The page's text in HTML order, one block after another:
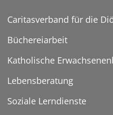
Caritasverband für die
Büchereiarbeit
Katholische
Lebensberatung
Soziale Lerndienste